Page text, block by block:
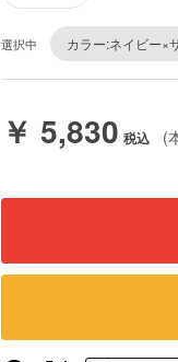
選択中 カラー:ネイビー×
￥ 5,830 (